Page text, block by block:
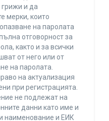
и да
мерки, които
на паролата
отговорност за
както и за всички
от него или от
на паролата.
на актуализация
при регистрацията.
не подлежат на
данни като име и
наименование и ЕИК